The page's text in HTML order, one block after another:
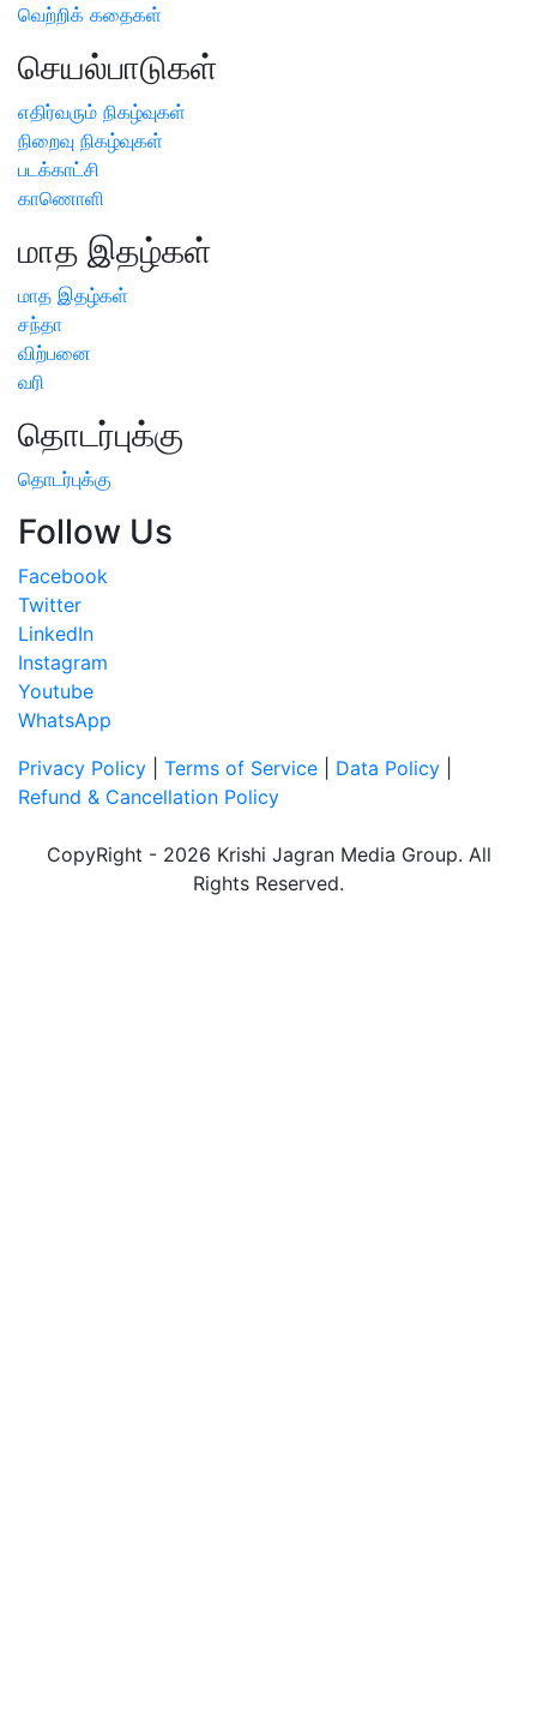
வெற்றிக் கதைகள்
செயல்பாடுகள்
எதிர்வரும் நிகழ்வுகள்
நிறைவு நிகழ்வுகள்
படக்காட்சி
காணொளி
மாத இதழ்கள்
மாத இதழ்கள்
சந்தா
விற்பனை
வரி
தொடர்புக்கு
தொடர்புக்கு
Follow Us
Facebook
Twitter
LinkedIn
Instagram
Youtube
WhatsApp
Privacy Policy
Terms of Service Data Policy
Refund & Cancellation Policy
CopyRight - 2026 Krishi Jagran Media Group. All
Rights Reserved.